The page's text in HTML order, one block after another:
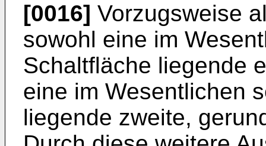
[0016] Vorzugsweise
sowohl eine im
Schaltfläche liegende
eine im Wesentlichen
liegende zweite,